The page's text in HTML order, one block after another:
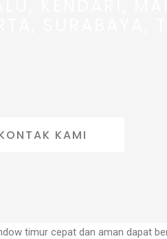
KAMI
timur cepat dan aman dapat